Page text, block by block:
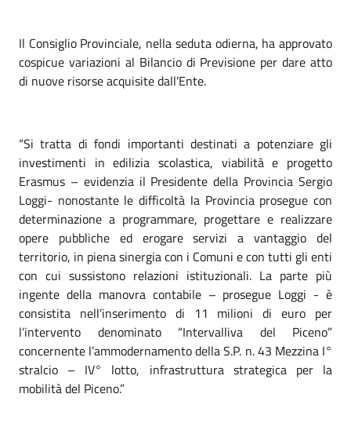
Il Consiglio Provinciale, nella seduta odierna, ha approvato
cospicue variazioni al Bilancio di Previsione per dare atto
di nuove risorse acquisite dall’Ente.
“Si tratta di fondi importanti destinati a potenziare gli
investimenti in edilizia scolastica, viabilità e progetto
Erasmus – evidenzia il Presidente della Provincia Sergio
Loggi- nonostante le difficoltà la Provincia prosegue con
determinazione a programmare, progettare e realizzare
opere pubbliche ed erogare servizi a vantaggio del
territorio, in piena sinergia con i Comuni e con tutti gli enti
con cui sussistono relazioni istituzionali. La parte più
ingente della manovra contabile – prosegue Loggi - è
consistita nell’inserimento di 11 milioni di euro per
l’intervento denominato “Intervalliva del Piceno”
concernente l’ammodernamento della S.P. n. 43 Mezzina I°
stralcio – IV° lotto, infrastruttura strategica per la
mobilità del Piceno.”